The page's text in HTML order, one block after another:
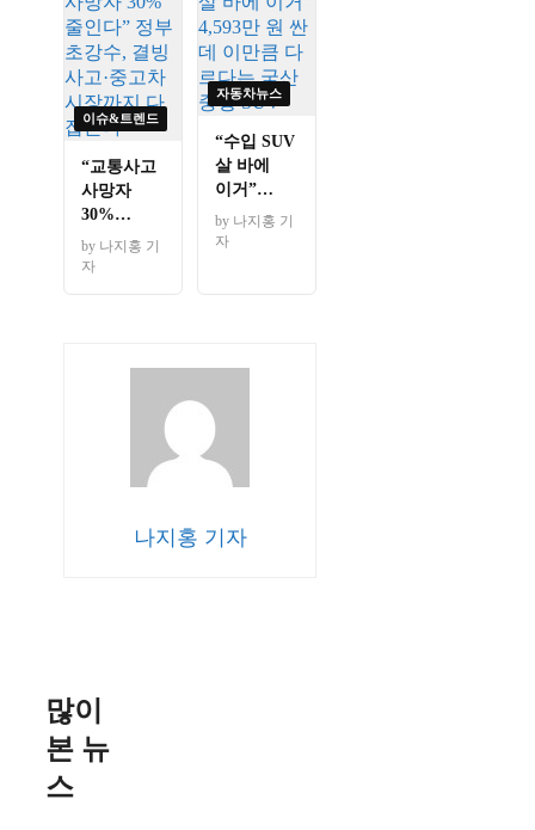
정체
이슈&트렌드
“교통사고
사망자
30%
줄인다”
정부
by 나지홍 기
자
자동차뉴스
“수입 SUV
살 바에
이거”
4,593만 원
싼데
by 나지홍 기
자
나지홍 기자
많이
본 뉴
스